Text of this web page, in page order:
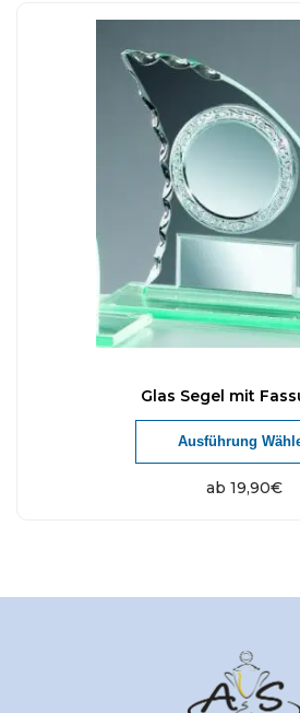
Glas Segel mit
ab 19,90€
Ausführung